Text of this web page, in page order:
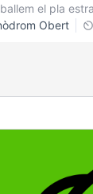
el pla
Obert